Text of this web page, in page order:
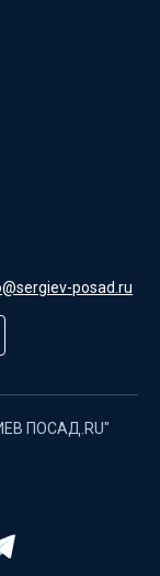
posad.ru
ПОСАД.RU"